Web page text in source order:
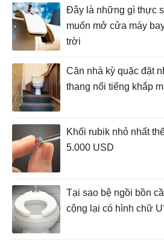
Đây là những gì thực
muốn mở cửa máy
trời
Căn nhà kỳ quặc đặt
thang nổi tiếng khắp
Khối rubik nhỏ nhất
5.000 USD
Tại sao bệ ngồi bồn
cộng lại có hình chữ